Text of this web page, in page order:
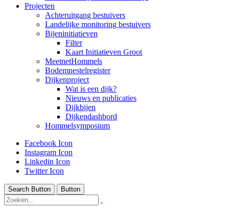
Projecten
Achteruitgang bestuivers
Landelijke monitoring bestuivers
Bijeninitiatieven
Filter
Kaart Initiatieven Groot
MeetnetHommels
Bodemnestelregister
Dijkenproject
Wat is een dijk?
Nieuws en publicaties
Dijkbijen
Dijkendashbord
Hommelsymposium
Facebook Icon
Instagram Icon
Linkedin Icon
Twitter Icon
Search Button Button